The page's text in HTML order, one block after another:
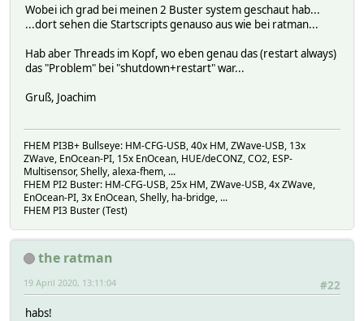
Wobei ich grad bei meinen 2 Buster system geschaut hab...
...dort sehen die Startscripts genauso aus wie bei ratman...
Hab aber Threads im Kopf, wo eben genau das (restart always)
das "Problem" bei "shutdown+restart" war...
Gruß, Joachim
FHEM PI3B+ Bullseye: HM-CFG-USB, 40x HM, ZWave-USB, 13x
ZWave, EnOcean-PI, 15x EnOcean, HUE/deCONZ, CO2, ESP-
Multisensor, Shelly, alexa-fhem, ...
FHEM PI2 Buster: HM-CFG-USB, 25x HM, ZWave-USB, 4x ZWave,
EnOcean-PI, 3x EnOcean, Shelly, ha-bridge, ...
FHEM PI3 Buster (Test)
the ratman
#22
19 April 2020, 13:11:04
habs!